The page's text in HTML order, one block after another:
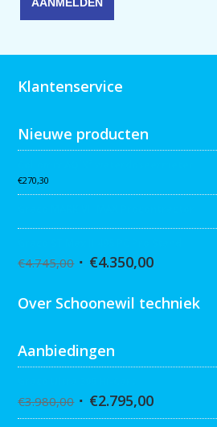
Klantenservice
Nieuwe producten
€270,30
€4.745,00 €4.350,00
Over Schoonewil techniek
Aanbiedingen
€3.980,00 €2.795,00